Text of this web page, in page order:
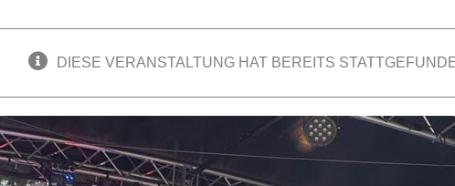
DIESE VERANSTALTUNG HAT BEREITS